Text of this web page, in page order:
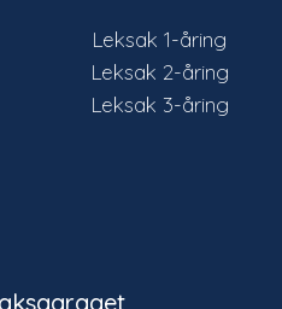
Leksak 1-åring
Leksak 2-åring
Leksak 3-åring